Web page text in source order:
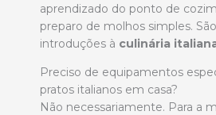
aprendizado do ponto de
preparo de molhos simples.
introduções à culinária
Preciso de equipamentos
pratos italianos em casa?
Não necessariamente. Para a